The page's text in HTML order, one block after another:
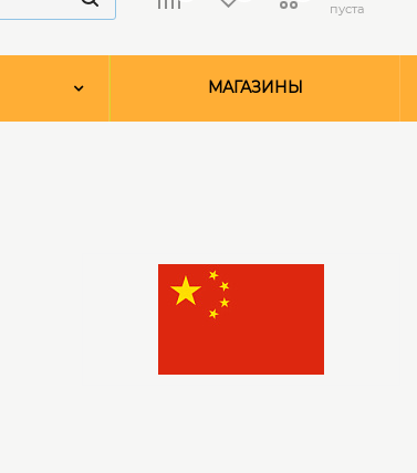
пуста
МАГАЗИНЫ